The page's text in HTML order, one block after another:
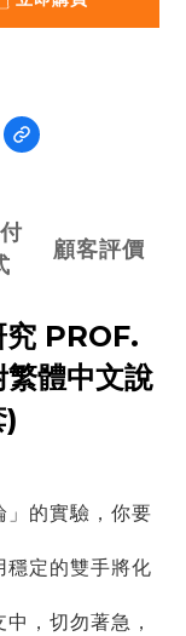
顧客評價
PROF.
體中文說
)
」的實驗，你要
穩定的雙手將化
，切勿著急，